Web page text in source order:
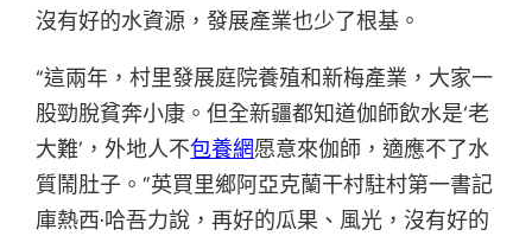
沒有好的水資源，發展產業也少了根基。
“這兩年，村里發展庭院養殖和新梅產業，大家一
股勁脫貧奔小康。但全新疆都知道伽師飲水是‘老
大難’，外地人不包養網愿意來伽師，適應不了水
質鬧肚子。”英買里鄉阿亞克蘭干村駐村第一書記
庫熱西·哈吾力說，再好的瓜果、風光，沒有好的